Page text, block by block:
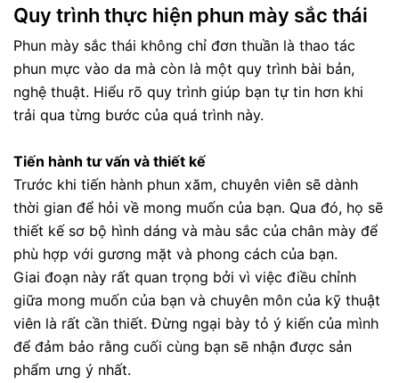
Quy trình thực hiện phun mày sắc thái
Phun mày sắc thái không chỉ đơn thuần là thao tác
phun mực vào da mà còn là một quy trình bài bản,
nghệ thuật. Hiểu rõ quy trình giúp bạn tự tin hơn khi
trải qua từng bước của quá trình này.
Tiến hành tư vấn và thiết kế
Trước khi tiến hành phun xăm, chuyên viên sẽ dành
thời gian để hỏi về mong muốn của bạn. Qua đó, họ sẽ
thiết kế sơ bộ hình dáng và màu sắc của chân mày để
phù hợp với gương mặt và phong cách của bạn.
Giai đoạn này rất quan trọng bởi vì việc điều chỉnh
giữa mong muốn của bạn và chuyên môn của kỹ thuật
viên là rất cần thiết. Đừng ngại bày tỏ ý kiến của mình
để đảm bảo rằng cuối cùng bạn sẽ nhận được sản
phẩm ưng ý nhất.